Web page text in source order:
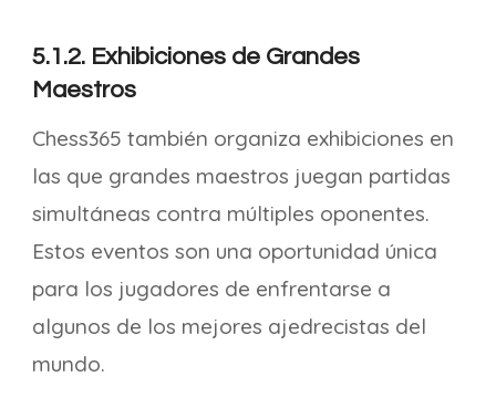
5.1.2. Exhibiciones de Grandes
Maestros
Chess365 también organiza exhibiciones en
las que grandes maestros juegan partidas
simultáneas contra múltiples oponentes.
Estos eventos son una oportunidad única
para los jugadores de enfrentarse a
algunos de los mejores ajedrecistas del
mundo.